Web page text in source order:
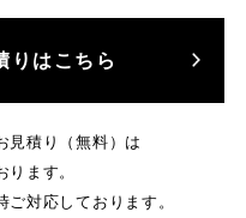
りはこちら
見積り（無料）は
ます。
対応しております。